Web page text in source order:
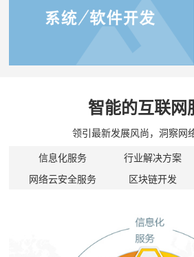
智能的互联网
领引最新发展风尚，洞察网
信息化服务 行业解决方案
网络云安全服务 区块链开发